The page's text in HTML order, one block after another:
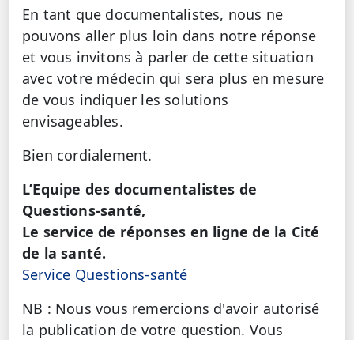
En tant que documentalistes, nous ne
pouvons aller plus loin dans notre réponse
et vous invitons à parler de cette situation
avec votre médecin qui sera plus en mesure
de vous indiquer les solutions
envisageables.
Bien cordialement.
L’Equipe des documentalistes de
Questions-santé,
Le service de réponses en ligne de la Cité
de la santé.
Service Questions-santé
NB : Nous vous remercions d'avoir autorisé
la publication de votre question. Vous